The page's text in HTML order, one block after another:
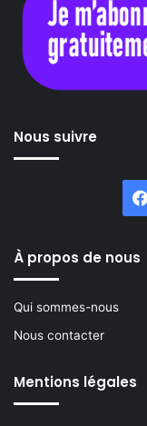
Nous suivre
À propos de nous
Qui sommes-nous
Nous contacter
Mentions légales